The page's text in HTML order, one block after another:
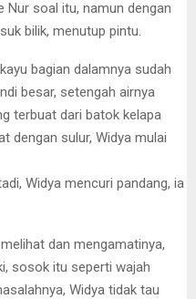
Nur soal itu, namun dengan
bilik, menutup pintu.
bagian dalamnya sudah
besar, setengah airnya
terbuat dari batok kelapa
dengan sulur, Widya mulai
Widya mencuri pandang, ia
dan mengamatinya,
sosok itu seperti wajah
Widya tidak tau